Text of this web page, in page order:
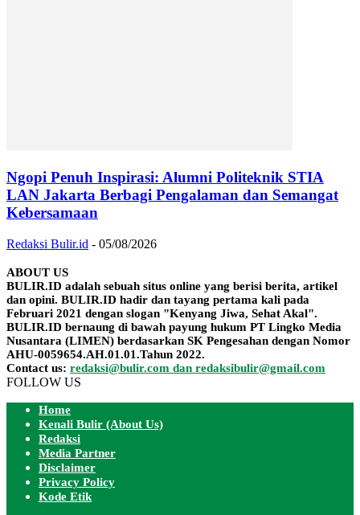
Ngopi Penuh Inspirasi: Alumni Politeknik STIA
LAN Jakarta Berbagi Pengalaman dan Semangat
Kebersamaan
Redaksi Bulir.id - 05/08/2026
ABOUT US
BULIR.ID adalah sebuah situs online yang berisi berita, artikel
dan opini. BULIR.ID hadir dan tayang pertama kali pada
Februari 2021 dengan slogan "Kenyang Jiwa, Sehat Akal".
BULIR.ID bernaung di bawah payung hukum PT Lingko Media
Nusantara (LIMEN) berdasarkan SK Pengesahan dengan Nomor
AHU-0059654.AH.01.01.Tahun 2022.
Contact us: redaksi@bulir.com dan redaksibulir@gmail.com
FOLLOW US
Home
Kenali Bulir (About Us)
Redaksi
Media Partner
Disclaimer
Privacy Policy
Kode Etik